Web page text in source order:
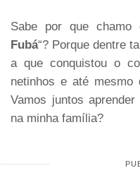
Sabe por que chamo
Fubá“? Porque dentre
a que conquistou o
netinhos e até mesmo
Vamos juntos
na minha família?